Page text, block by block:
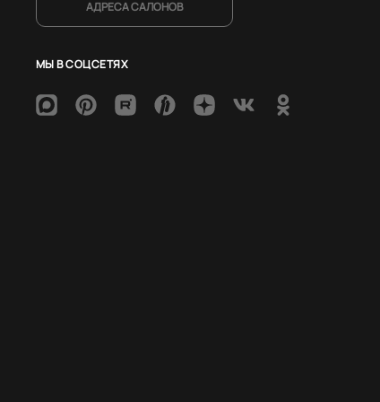
АДРЕСА САЛОНОВ
МЫ В СОЦСЕТЯХ